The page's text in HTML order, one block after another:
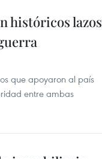
históricos lazos
que apoyaron al país
entre ambas